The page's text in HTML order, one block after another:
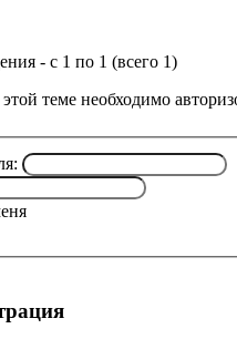
- с 1 по 1 (всего 1)
теме необходимо